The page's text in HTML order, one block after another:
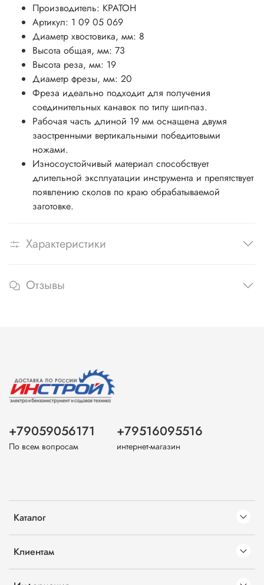
Производитель: КРАТОН
Артикул: 1 09 05 069
Диаметр хвостовика, мм: 8
Высота общая, мм: 73
Высота реза, мм: 19
Диаметр фрезы, мм: 20
Фреза идеально подходит для получения
соединительных канавок по типу шип-паз.
Рабочая часть длиной 19 мм оснащена двумя
заостренными вертикальными победитовыми
ножами.
Износоустойчивый материал способствует
длительной эксплуатации инструмента и препятствует
появлению сколов по краю обрабатываемой
заготовке.
Характеристики
Отзывы
Каталог
Клиентам
+79059056171
По всем вопросам
+79516095516
интернет-магазин